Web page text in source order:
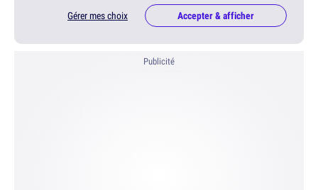
Gérer mes choix Accepter & afficher
Publicité